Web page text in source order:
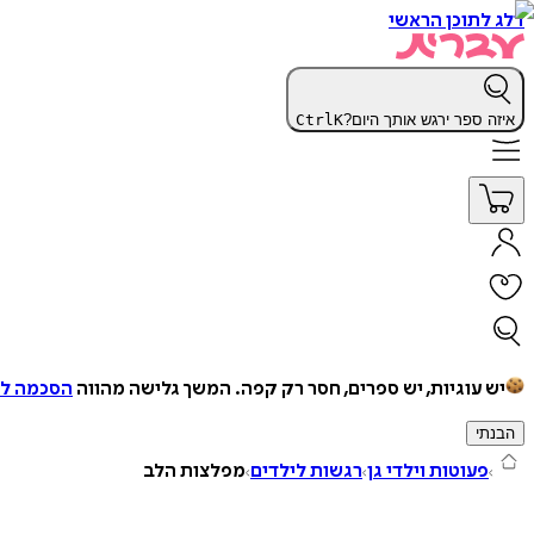
דלג לתוכן הראשי
איזה ספר ירגש אותך היום? CtrlK
יש עוגיות, יש ספרים, חסר רק קפה. המשך גלישה מהווה הסכמה
הבנתי
פעוטות וילדי גן רגשות לילדים מפלצות הלב